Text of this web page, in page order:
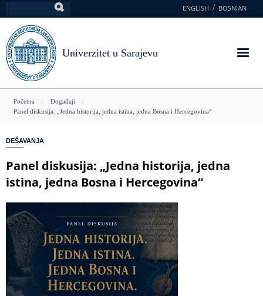
na
glavni
sadržaj
ENGLISH BOSNIAN
Univerzitet u Sarajevu
You
here
Početna
Događaji
Panel diskusija: „Jedna historija, jedna istina, jedna Bosna i Hercegovina“
DEŠAVANJA
Panel diskusija: „Jedna historija, jedna
istina, jedna Bosna i Hercegovina“